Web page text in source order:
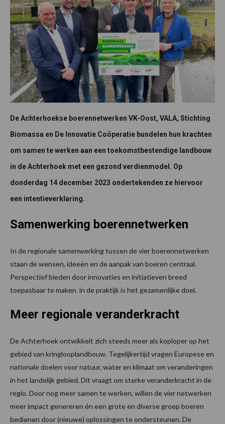
De Achterhoekse boerennetwerken VK-Oost, VALA, Stichting
Biomassa en De Innovatie Coöperatie bundelen hun krachten
om samen te werken aan een toekomstbestendige landbouw
in de Achterhoek met een gezond verdienmodel. Op
donderdag 14 december 2023 ondertekenden ze hiervoor
een intentieverklaring.
Samenwerking boerennetwerken
In de regionale samenwerking tussen de vier boerennetwerken
staan de wensen, ideeën en de aanpak van boeren centraal.
Perspectief bieden door innovaties en initiatieven breed
toepasbaar te maken in de praktijk is het gezamenlijke doel.
Meer regionale veranderkracht
De Achterhoek ontwikkelt zich steeds meer als koploper op het
gebied van kringlooplandbouw. Tegelijkertijd vragen Europese en
nationale doelen voor natuur, water en klimaat om veranderingen
in het landelijk gebied. Dit vraagt om sterke veranderkracht in de
regio. Door nog meer samen te werken, willen de vier netwerken
meer impact genereren én een grote en diverse groep boeren
bedienen door (nieuwe) oplossingen te ondersteunen. De